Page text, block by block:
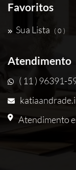
Favoritos
Sua Lista ( 0 )
Atendimento
( 11 ) 96391-
Atendimento